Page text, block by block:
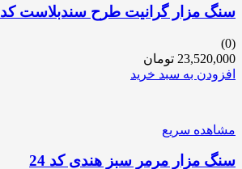
سنگ مزار گرانیت طرح سندبلاست کد 34
(0)
23,520,000 تومان
افزودن به سبد خرید
مشاهده سریع
سنگ مزار مرمر سبز هندی کد 24